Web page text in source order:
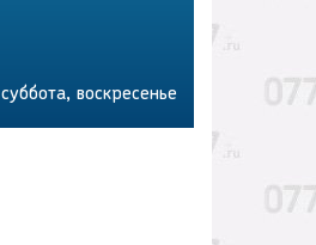
воскресенье